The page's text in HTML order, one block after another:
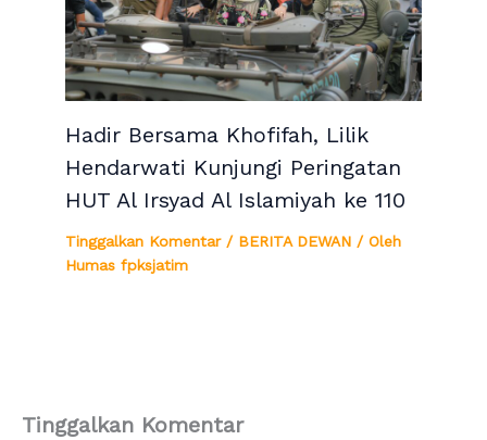
Hadir Bersama Khofifah, Lilik
Hendarwati Kunjungi Peringatan
HUT Al Irsyad Al Islamiyah ke 110
Tinggalkan Komentar / BERITA DEWAN / Oleh
Humas fpksjatim
Tinggalkan Komentar